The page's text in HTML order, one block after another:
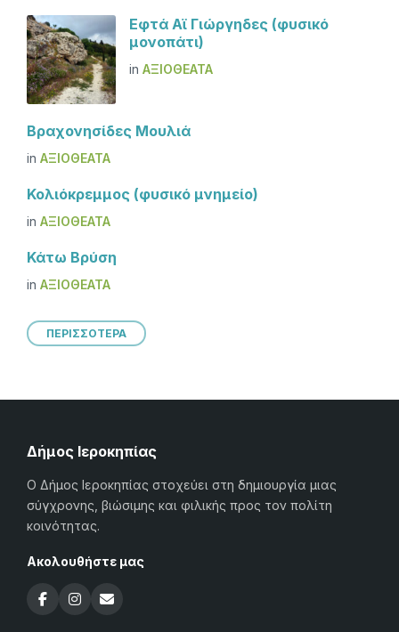
Εφτά Αϊ Γιώργηδες (φυσικό
μονοπάτι)
in ΑΞΙΟΘΈΑΤΑ
Βραχονησίδες Μουλιά
in ΑΞΙΟΘΈΑΤΑ
Κολιόκρεμμος (φυσικό μνημείο)
in ΑΞΙΟΘΈΑΤΑ
Κάτω Βρύση
in ΑΞΙΟΘΈΑΤΑ
ΠΕΡΙΣΣΟΤΕΡΑ
Δήμος Ιεροκηπίας
Ο Δήμος Ιεροκηπίας στοχεύει στη δημιουργία μιας
σύγχρονης, βιώσιμης και φιλικής προς τον πολίτη
κοινότητας.
Ακολουθήστε μας